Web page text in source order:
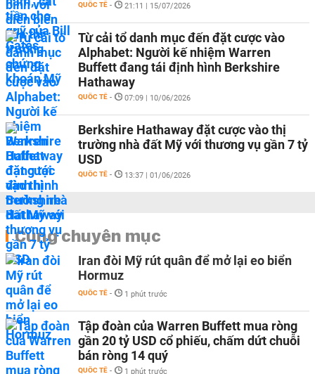
QUỐC TẾ - 21:11 | 15/07/2026
Từ cải tổ danh mục đến đặt cược vào
Alphabet: Người kế nhiệm Warren
Buffett đang tái định hình Berkshire
Hathaway
QUỐC TẾ - 07:09 | 10/06/2026
Berkshire Hathaway đặt cược vào thị
trường nhà đất Mỹ với thương vụ gần 7 tỷ
USD
QUỐC TẾ - 13:37 | 01/06/2026
Cùng chuyên mục
Iran đòi Mỹ rút quân để mở lại eo biển
Hormuz
QUỐC TẾ - 1 phút trước
Tập đoàn của Warren Buffett mua ròng
gần 20 tỷ USD cổ phiếu, chấm dứt chuỗi
bán ròng 14 quý
QUỐC TẾ - 1 phút trước